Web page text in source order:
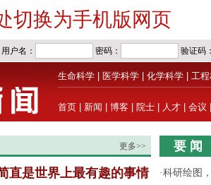
切换为手机版网页
生命科学 医学科学 化学科学 工
首页 新闻 博客 院士 人才 会议
更多>>
直是世界上最有趣的事情
要 闻
·科研绘图